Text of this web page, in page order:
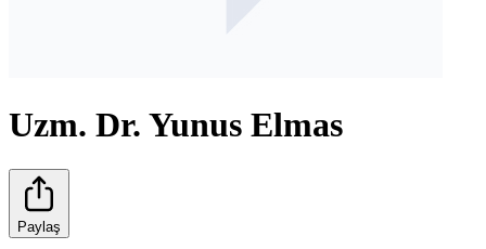
Uzm. Dr. Yunus Elmas
Paylaş